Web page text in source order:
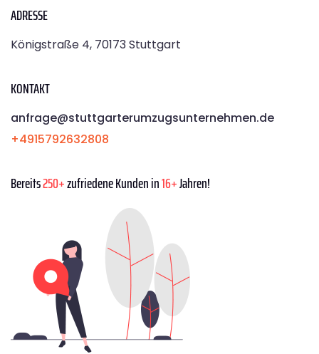
ADRESSE
Königstraße 4, 70173 Stuttgart
KONTAKT
anfrage@stuttgarterumzugsunternehmen.de
+4915792632808
Bereits250+zufriedene Kunden in16+Jahren!